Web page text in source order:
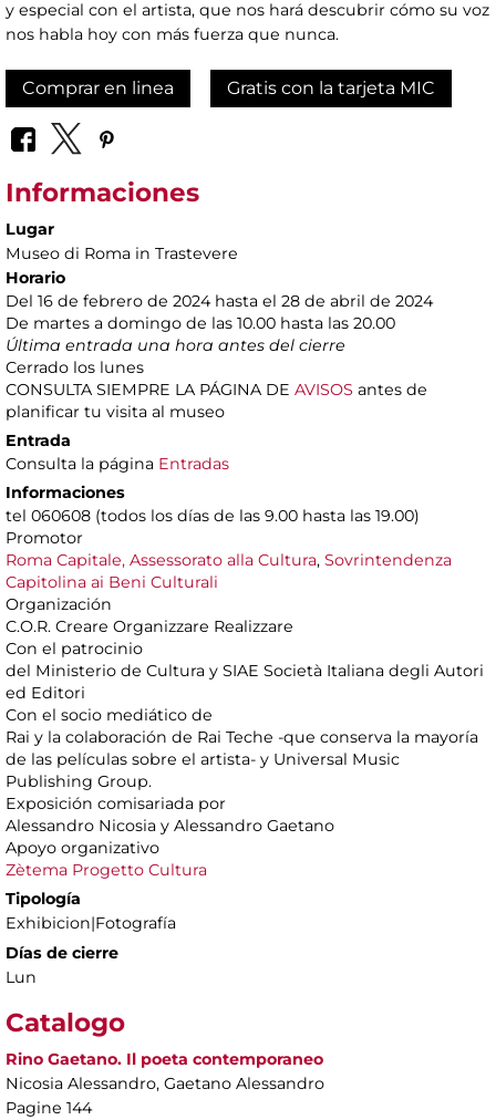
y especial con el artista, que nos hará descubrir cómo su voz
nos habla hoy con más fuerza que nunca.
Comprar en linea Gratis con la tarjeta MIC
Informaciones
Lugar
Museo di Roma in Trastevere
Horario
Del 16 de febrero de 2024 hasta el 28 de abril de 2024
De martes a domingo de las 10.00 hasta las 20.00
Última entrada una hora antes del cierre
Cerrado los lunes
CONSULTA SIEMPRE LA PÁGINA DE AVISOS antes de
planificar tu visita al museo
Entrada
Consulta la página Entradas
Informaciones
tel 060608 (todos los días de las 9.00 hasta las 19.00)
Promotor
Roma Capitale, Assessorato alla Cultura, Sovrintendenza
Capitolina ai Beni Culturali
Organización
C.O.R. Creare Organizzare Realizzare
Con el patrocinio
del Ministerio de Cultura y SIAE Società Italiana degli Autori
ed Editori
Con el socio mediático de
Rai y la colaboración de Rai Teche -que conserva la mayoría
de las películas sobre el artista- y Universal Music
Publishing Group.
Exposición comisariada por
Alessandro Nicosia y Alessandro Gaetano
Apoyo organizativo
Zètema Progetto Cultura
Tipología
Exhibicion|Fotografía
Días de cierre
Lun
Catalogo
Rino Gaetano. Il poeta contemporaneo
Nicosia Alessandro, Gaetano Alessandro
Pagine 144